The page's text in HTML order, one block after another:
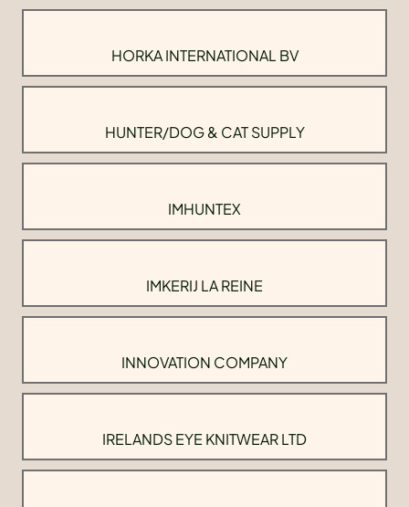
HORKA INTERNATIONAL BV
HUNTER/DOG & CAT SUPPLY
IMHUNTEX
IMKERIJ LA REINE
INNOVATION COMPANY
IRELANDS EYE KNITWEAR LTD